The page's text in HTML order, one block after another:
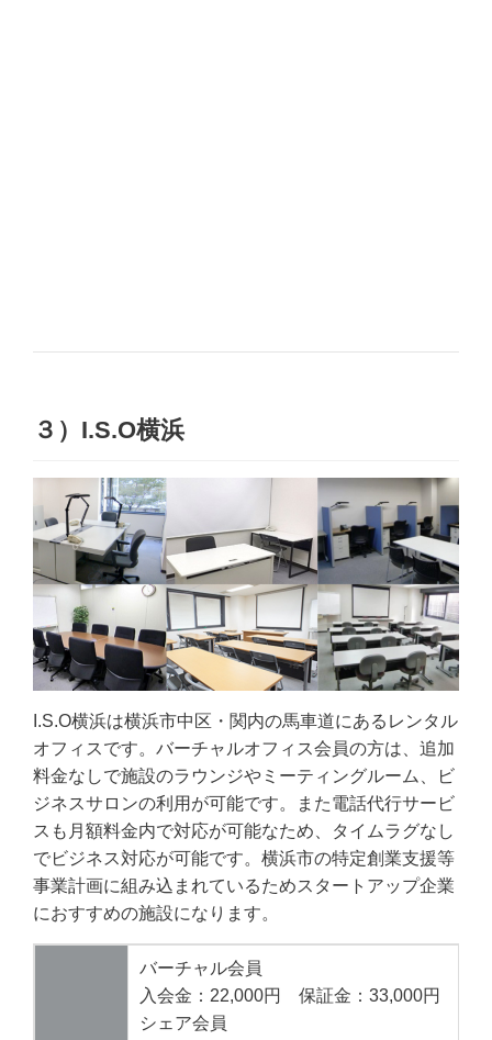
３）I.S.O横浜
I.S.O横浜は横浜市中区・関内の馬車道にあるレンタル
オフィスです。バーチャルオフィス会員の方は、追加
料金なしで施設のラウンジやミーティングルーム、ビ
ジネスサロンの利用が可能です。また電話代行サービ
スも月額料金内で対応が可能なため、タイムラグなし
でビジネス対応が可能です。横浜市の特定創業支援等
事業計画に組み込まれているためスタートアップ企業
におすすめの施設になります。
バーチャル会員
入会金：22,000円 保証金：33,000円
シェア会員